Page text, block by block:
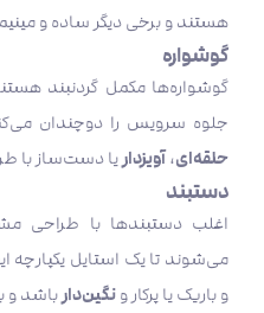
هستند و برخی دیگر ساده و
گوشواره
گوشواره‌ها مکمل گردنبند
جلوه سرویس را دوچندان
حلقه‌ای،آویزدار یا دست‌ساز با
دستبند
اغلب دستبندها با طراحی
می‌شوند تا یک استایل یکپارچه
و باریک یا پرکار و نگین‌دار باشد و